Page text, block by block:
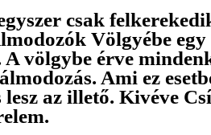
csak
Völgyébe
A völgybe érve
Ami ez
lesz az illető. Kivéve